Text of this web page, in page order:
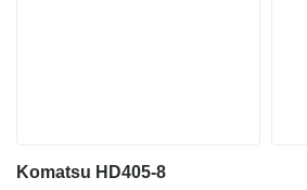
Komatsu HD405-8